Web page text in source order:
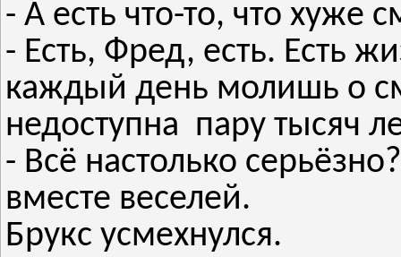
- А есть что-то, что хуже
- Есть, Фред, есть. Есть
каждый день молишь о
недоступна пару тысяч
- Всё настолько
вместе веселей.
Брукс усмехнулся.